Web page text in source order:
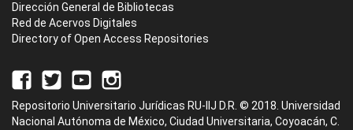
Dirección General de Bibliotecas
Red de Acervos Digitales
Directory of Open Access Repositories
Repositorio Universitario Jurídicas RU-IIJ D.R. © 2018. Universidad
Nacional Autónoma de México, Ciudad Universitaria, Coyoacán, C.